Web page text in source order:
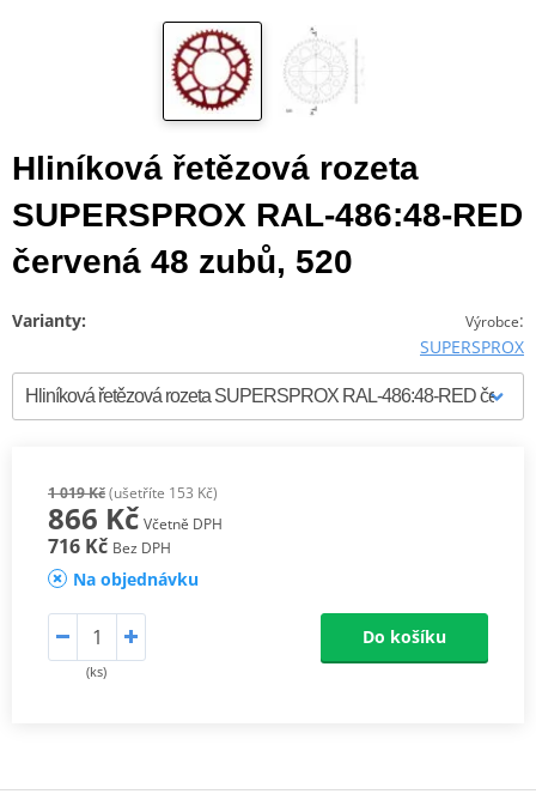
Hliníková řetězová rozeta
SUPERSPROX RAL-486:48-RED
červená 48 zubů, 520
Výrobce:
SUPERSPROX
Varianty:
1 019 Kč(ušetříte 153 Kč)
866 Kč Včetně DPH
716 Kč Bez DPH
Na objednávku
(ks)
Do košíku